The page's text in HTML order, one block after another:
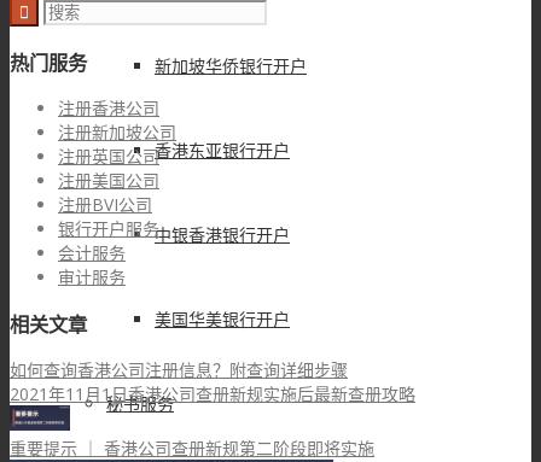
新加坡华侨银行开户
香港东亚银行开户
中银香港银行开户
美国华美银行开户
秘书服务
热门服务
注册香港公司
注册新加坡公司
注册英国公司
注册美国公司
注册BVI公司
银行开户服务
会计服务
审计服务
相关文章
如何查询香港公司注册信息？附查询详细步骤
2021年11月1日香港公司查册新规实施后最新查册攻略
重要提示 ｜ 香港公司查册新规第二阶段即将实施